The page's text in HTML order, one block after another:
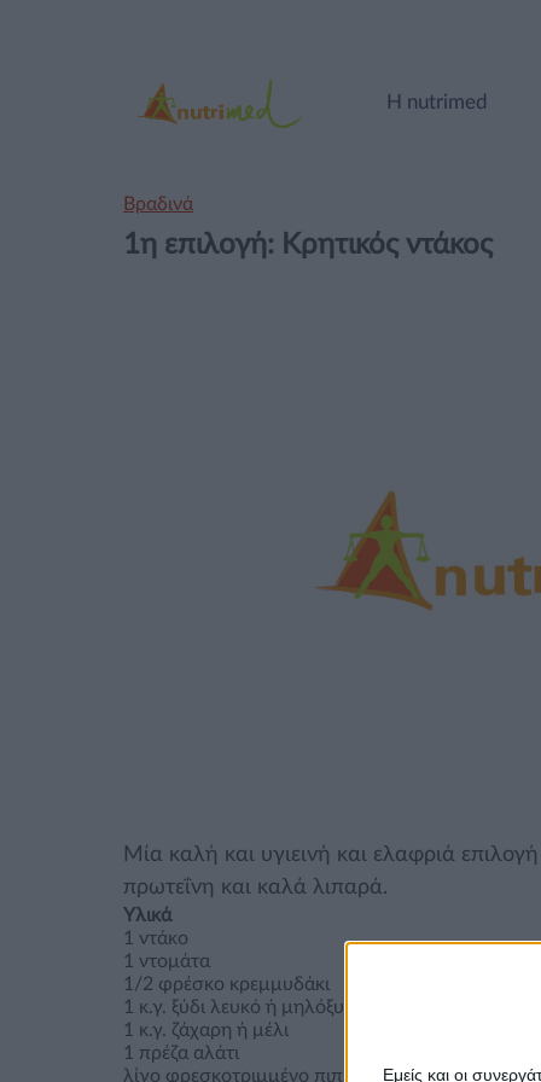
Εμείς και οι
Η nutrimed
Βραδινά
1η επιλογή: Κρητικός ντάκος
Μία καλή και υγιεινή και ελαφριά
πρωτεΐνη και καλά λιπαρά.
Υλικά
1 ντάκο
1 ντομάτα
1/2 φρέσκο κρεμμυδάκι
1 κ.γ. ξύδι λευκό ή μηλόξυδο
1 κ.γ. ζάχαρη ή μέλι
1 πρέζα αλάτι
λίγο φρεσκοτριμμένο πιπέρι